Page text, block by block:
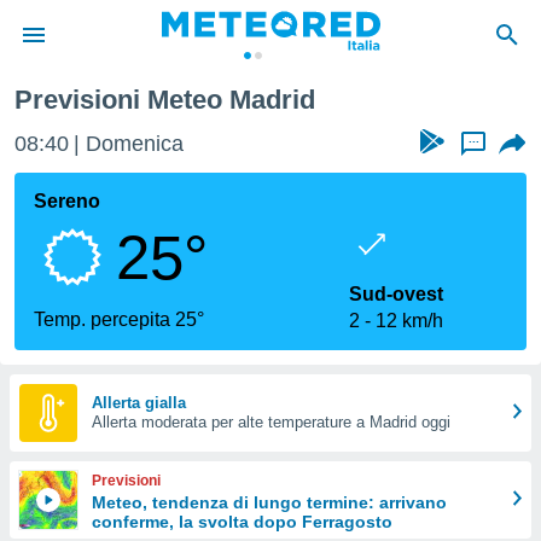
di
per
le
di
Web
le
Previsioni Meteo Madrid
08:40 Domenica ...
Sereno
25°
Temp. percepita 25°
Sud-ovest
2
12 km/h
Allerta gialla
Allerta moderata per alte temperature a Madrid oggi
Previsioni
Meteo, tendenza di lungo termine: arrivano
conferme, la svolta dopo Ferragosto